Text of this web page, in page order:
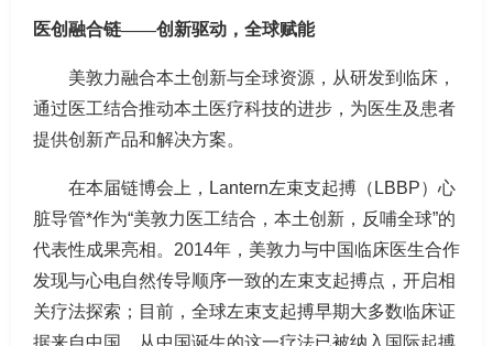
医创融合链——创新驱动 ， 全球赋能
美敦力融合本土创新与全球资源，从研发到临床，
通过医工结合推动本土医疗科技的进步，为医生及患者
提供创新产品和解决方案。
在本届链博会上，Lantern左束支起搏（LBBP）心
脏导管*作为“美敦力医工结合，本土创新，反哺全球”的
代表性成果亮相。2014年，美敦力与中国临床医生合作
发现与心电自然传导顺序一致的左束支起搏点，开启相
关疗法探索；目前，全球左束支起搏早期大多数临床证
据来自中国，从中国诞生的这一疗法已被纳入国际起搏